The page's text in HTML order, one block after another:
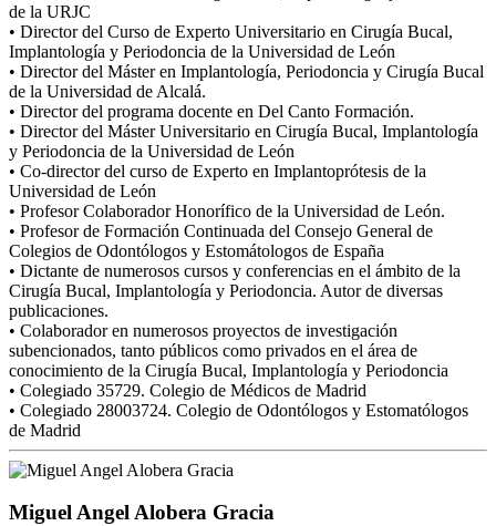
de la URJC
• Director del Curso de Experto Universitario en Cirugía Bucal,
Implantología y Periodoncia de la Universidad de León
• Director del Máster en Implantología, Periodoncia y Cirugía Bucal
de la Universidad de Alcalá.
• Director del programa docente en Del Canto Formación.
• Director del Máster Universitario en Cirugía Bucal, Implantología
y Periodoncia de la Universidad de León
• Co-director del curso de Experto en Implantoprótesis de la
Universidad de León
• Profesor Colaborador Honorífico de la Universidad de León.
• Profesor de Formación Continuada del Consejo General de
Colegios de Odontólogos y Estomátologos de España
• Dictante de numerosos cursos y conferencias en el ámbito de la
Cirugía Bucal, Implantología y Periodoncia. Autor de diversas
publicaciones.
• Colaborador en numerosos proyectos de investigación
subencionados, tanto públicos como privados en el área de
conocimiento de la Cirugía Bucal, Implantología y Periodoncia
• Colegiado 35729. Colegio de Médicos de Madrid
• Colegiado 28003724. Colegio de Odontólogos y Estomatólogos
de Madrid
Miguel Angel Alobera Gracia